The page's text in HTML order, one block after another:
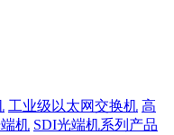
工业级以太网交换机 高
机 SDI光端机系列产品